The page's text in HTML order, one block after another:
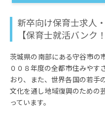
新卒向け保育士求人
【保育士就活バンク！
茨城県の南部にある守谷市の
００８年度の全都市住みやす
おり、また、世界各国の若手
文化を通し地域復興のための
っています。